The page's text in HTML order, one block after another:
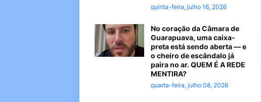
quinta-feira, julho 16, 2026
No coração da Câmara de
Guarapuava, uma caixa-
preta está sendo aberta — e
o cheiro de escândalo já
paira no ar. QUEM É A REDE
MENTIRA?
quarta-feira, julho 08, 2026